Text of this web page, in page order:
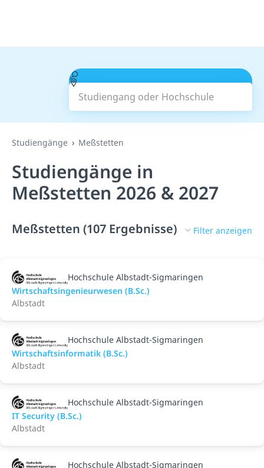
Studiengang oder Hochschule
Suchen
Studiengänge Meßstetten
Studiengänge in
Meßstetten 2026 & 2027
Meßstetten (107 Ergebnisse) Filter anzeigen
Hochschule Albstadt-Sigmaringen
Wirtschaftsingenieurwesen (B.Sc.)
Albstadt
Hochschule Albstadt-Sigmaringen
Wirtschaftsinformatik (B.Sc.)
Albstadt
Hochschule Albstadt-Sigmaringen
IT Security (B.Sc.)
Albstadt
Hochschule Albstadt-Sigmaringen